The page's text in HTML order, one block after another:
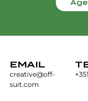
EMAIL
creative@off-
suit.com